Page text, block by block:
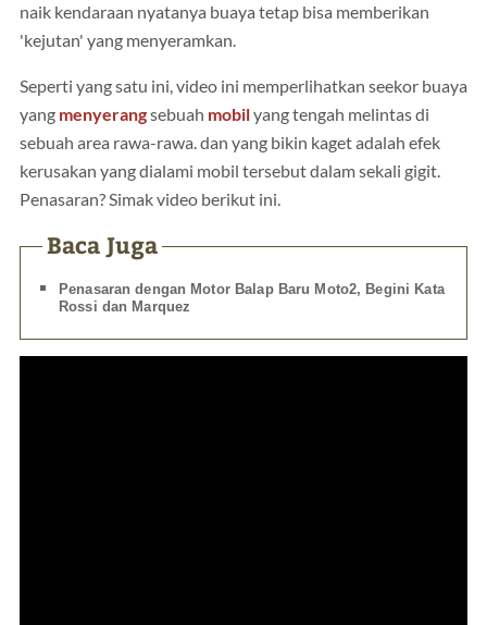
naik kendaraan nyatanya buaya tetap bisa memberikan
'kejutan' yang menyeramkan.
Seperti yang satu ini, video ini memperlihatkan seekor buaya
yang menyerangsebuah mobilyang tengah melintas di
sebuah area rawa-rawa. dan yang bikin kaget adalah efek
kerusakan yang dialami mobil tersebut dalam sekali gigit.
Penasaran? Simak video berikut ini.
Baca Juga
Penasaran dengan Motor Balap Baru Moto2, Begini Kata
Rossi dan Marquez